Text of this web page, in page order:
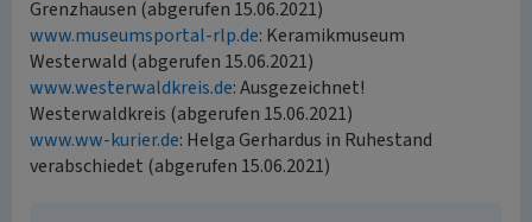
Grenzhausen (abgerufen 15.06.2021)
www.museumsportal-rlp.de: Keramikmuseum
Westerwald (abgerufen 15.06.2021)
www.westerwaldkreis.de: Ausgezeichnet!
Westerwaldkreis (abgerufen 15.06.2021)
www.ww-kurier.de: Helga Gerhardus in Ruhestand
verabschiedet (abgerufen 15.06.2021)